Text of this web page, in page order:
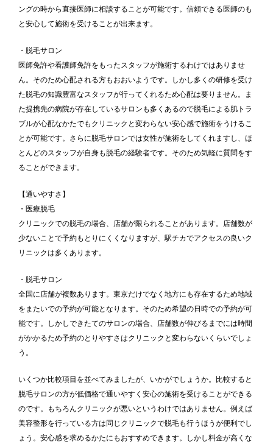
ングの時から直接医師に相談することが可能です。信頼できる医師のも
と安心して施術を受けることが出来ます。
・脱毛サロン
医師免許や看護師免許をもったスタッフが施術するわけではありませ
ん。そのため心配される方もおおいようです。しかし多くの研修を受け
た脱毛の知識豊富なスタッフが行ってくれるため心配は要りません。ま
た提携先の病院が存在しているサロンも多くあるので脱毛による肌トラ
ブルが心配なかたでもクリニックと変わらない安心感で施術をうけるこ
とが可能です。さらに脱毛サロンでは女性が施術をしてくれますし、ほ
とんどのスタッフが自身も脱毛の経験者です。そのため気軽に質問をす
ることができます。
【通いやすさ】
・医療脱毛
クリニックでの脱毛の場合、店舗が限られることがあります。店舗数が
少ないことで予約もとりにくくなりますが、駅チカでアクセスの良いク
リニックは多くあります。
・脱毛サロン
全国に店舗が複数あります。東京だけでなく地方にも存在するため地域
をまたいでの予約が可能となります。そのため希望の日時での予約が可
能です。しかしできたてのサロンの場合、店舗数が伸びるまでには時間
がかかるため予約のとりやすさはクリニックと変わらないくらいでしょ
う。
いくつか比較項目を並べてみましたが、いかがでしょうか。比較すると
脱毛サロンの方が低価格で通いやすく安心の施術を受けることができる
のです。もちろんクリニックが悪いというわけではありません。例えば
美容整形を行っている方は同じクリニックで脱毛も行うほうが便利でし
ょう。安心感を求めるかたにもおすすめできます。しかし料金が高くな